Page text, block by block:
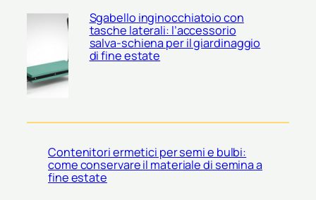
Sgabello inginocchiatoio con
tasche laterali: l’accessorio
salva-schiena per il giardinaggio
di fine estate
Contenitori ermetici per semi e bulbi:
come conservare il materiale di semina a
fine estate